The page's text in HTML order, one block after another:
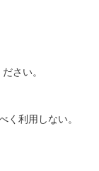
さい。
く利用しない。